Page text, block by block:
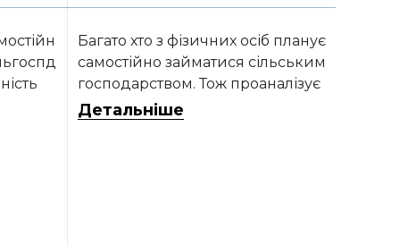
коли українським аграріям і так
доводиться працювати в надск
ладних умовах.
Багато хто з фізичних осіб планує
самостійно займатися сільським
господарством. Тож проаналізує
мо, як їм економічно вигідніше з
Детальніше